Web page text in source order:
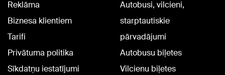
Reklāma
Biznesa klientiem
Tarifi
Privātuma politika
Sīkdatņu iestatījumi
Autobusi, vilcieni,
starptautiskie
pārvadājumi
Autobusu biļetes
Vilcienu biļetes